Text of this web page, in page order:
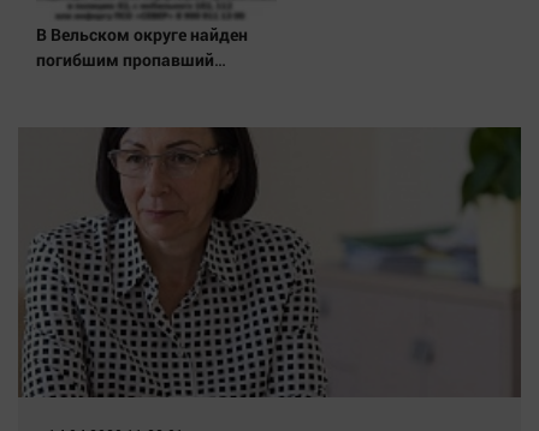
В Вельском округе найден
погибшим пропавший